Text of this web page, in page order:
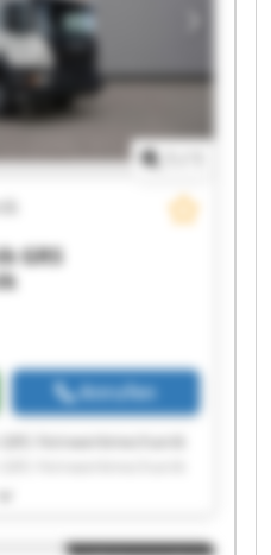
GRS
Anrufen
Feinwerkmechanik
Feinwerkmechanik
Feinwerkmechanik